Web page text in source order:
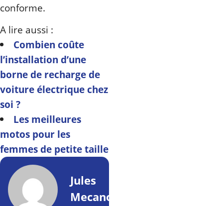
conforme.
A lire aussi :
Combien coûte
l’installation d’une
borne de recharge de
voiture électrique chez
soi ?
Les meilleures
motos pour les
femmes de petite taille
Jules
Mecano